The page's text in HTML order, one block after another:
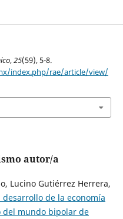
,25(59), 5-8.
index.php/rae/article/view/
autor/a
Lucino Gutiérrez Herrera,
desarrollo de la economía
del mundo bipolar de